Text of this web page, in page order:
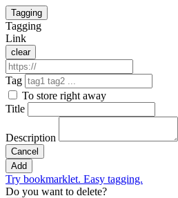
Tagging
Tagging
Link
clear
Tag
To store right away
Title
Description
Cancel
Add
Try bookmarklet. Easy tagging.
Do you want to delete?